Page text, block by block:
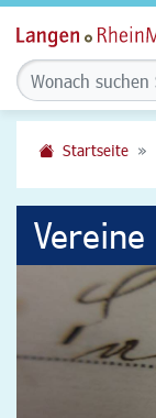
Startseite
Vereine